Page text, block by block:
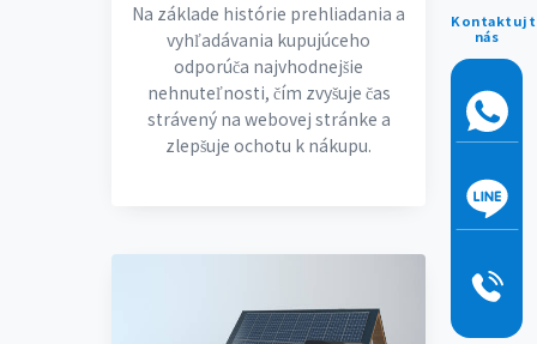
Na základe histórie prehliadania a
vyhľadávania kupujúceho
odporúča najvhodnejšie
nehnuteľnosti, čím zvyšuje čas
strávený na webovej stránke a
zlepšuje ochotu k nákupu.
nás